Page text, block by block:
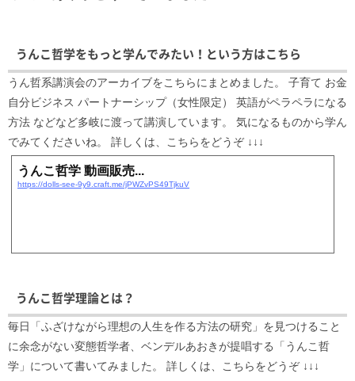
うんこ哲学をもっと学んでみたい！という方はこちら
うん哲系講演会のアーカイブをこちらにまとめました。 子育て お金
自分ビジネス パートナーシップ（女性限定） 英語がペラペラになる
方法 などなど多岐に渡って講演しています。 気になるものから学ん
でみてくださいね。 詳しくは、こちらをどうぞ ↓↓↓
うんこ哲学 動画販売...
https://dolls-see-9y9.craft.me/jPWZvPS49TjkuV
うんこ哲学理論とは？
毎日「ふざけながら理想の人生を作る方法の研究」を見つけること
に余念がない変態哲学者、ベンデルあおきが提唱する「うんこ哲
学」について書いてみました。 詳しくは、こちらをどうぞ ↓↓↓